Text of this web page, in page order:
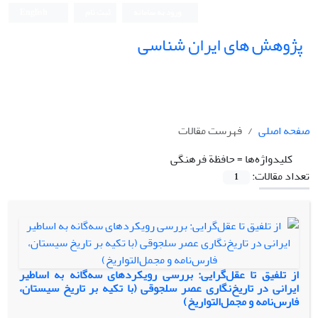
پژوهش های ایران شناسی
صفحه اصلی
فهرست مقالات
کلیدواژه‌ها =حافظة فرهنگی
تعداد مقالات:
1
از تلفیق تا عقل‌گرایی: بررسی رویکردهای سه‌گانه به اساطیر
ایرانی در تاریخ‌نگاری عصر سلجوقی (با تکیه بر تاریخ سیستان،
فارس‌نامه و مجمل‌التواریخ)